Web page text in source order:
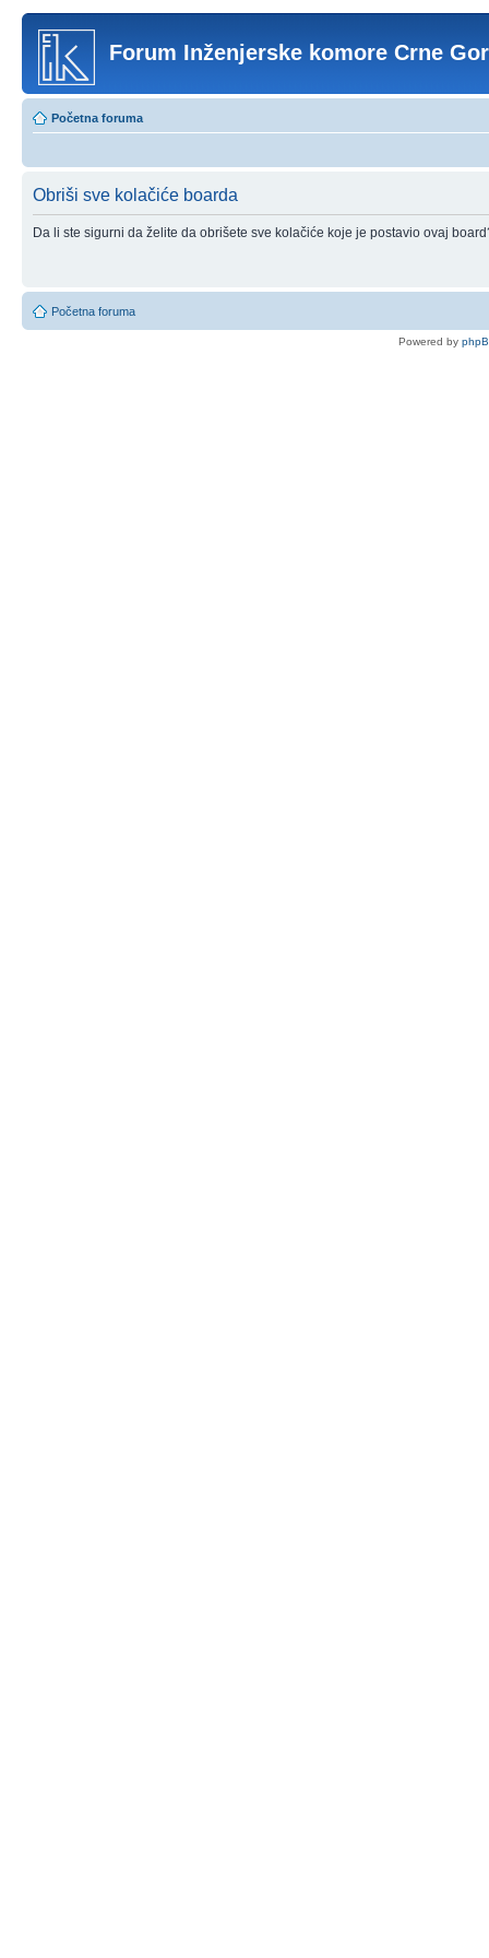
Forum Inženjerske komore Crne
Početna foruma
Obriši sve kolačiće boarda
Da li ste sigurni da želite da obrišete sve kolačiće koje je postavio ovaj
Početna foruma
Powered by